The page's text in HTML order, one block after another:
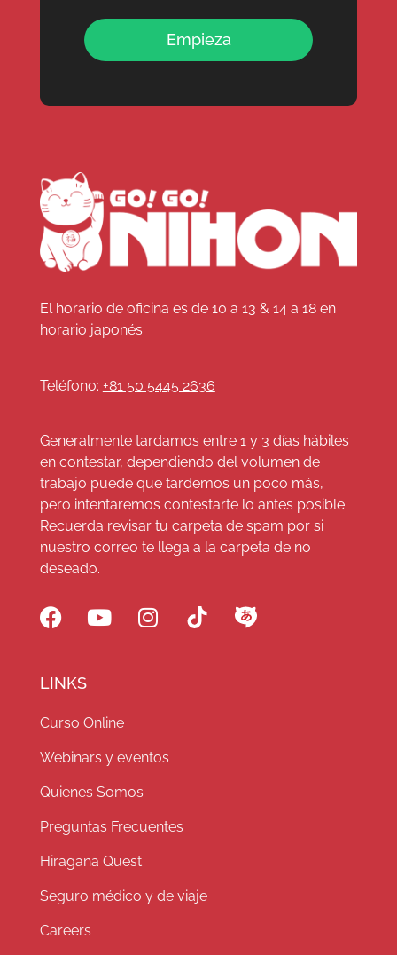
Empieza
El horario de oficina es de 10 a 13 & 14 a 18 en
horario japonés.
Teléfono: +81 50 5445 2636
Generalmente tardamos entre 1 y 3 días hábiles
en contestar, dependiendo del volumen de
trabajo puede que tardemos un poco más,
pero intentaremos contestarte lo antes posible.
Recuerda revisar tu carpeta de spam por si
nuestro correo te llega a la carpeta de no
deseado.
LINKS
Curso Online
Webinars y eventos
Quienes Somos
Preguntas Frecuentes
Hiragana Quest
Seguro médico y de viaje
Careers